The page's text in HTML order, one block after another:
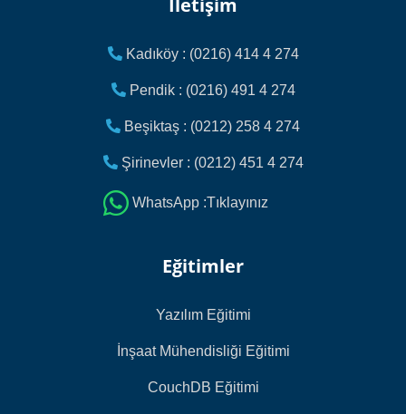
Kadıköy : (0216) 414 4 274
Pendik : (0216) 491 4 274
Beşiktaş : (0212) 258 4 274
Şirinevler : (0212) 451 4 274
WhatsApp :Tıklayınız
Eğitimler
Yazılım Eğitimi
İnşaat Mühendisliği Eğitimi
CouchDB Eğitimi